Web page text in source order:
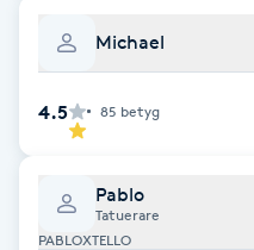
Brynplockning
Bröllopsuppsättning
Michael
4.5 85 betyg
Pablo
Tatuerare
PABLOXTELLO